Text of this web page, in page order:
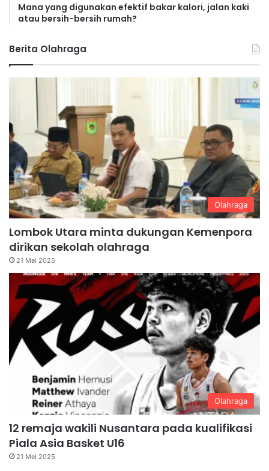
Mana yang digunakan efektif bakar kalori, jalan kaki
atau bersih-bersih rumah?
Berita Olahraga
Olahraga
Lombok Utara minta dukungan Kemenpora
dirikan sekolah olahraga
21 Mei 2025
Olahraga
12 remaja wakili Nusantara pada kualifikasi
Piala Asia Basket U16
21 Mei 2025